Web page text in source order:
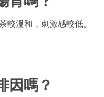
較溫和，刺激感較低。
因嗎？